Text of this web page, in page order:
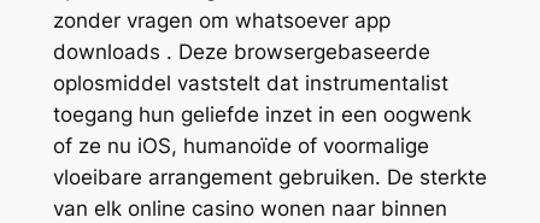
zonder vragen om whatsoever app
downloads . Deze browsergebaseerde
oplosmiddel vaststelt dat instrumentalist
toegang hun geliefde inzet in een oogwenk
of ze nu iOS, humanoïde of voormalige
vloeibare arrangement gebruiken. De sterkte
van elk online casino wonen naar binnen